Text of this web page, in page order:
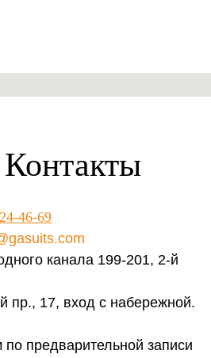
Контакты
46-69
канала 199-201, 2-й
пр., 17, вход с набережной.
по предварительной записи